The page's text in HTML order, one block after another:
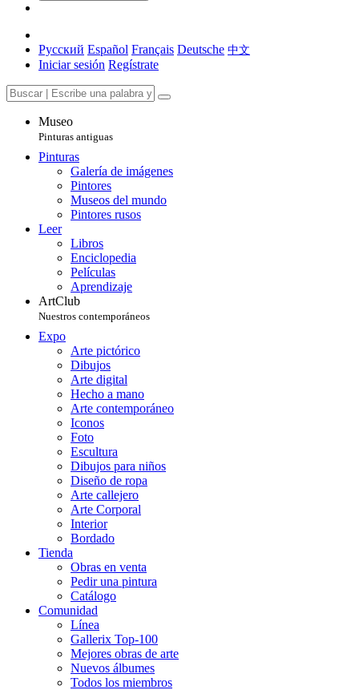
Русский Español Français Deutsche 中文
Iniciar sesión Regístrate
Museo
Pinturas antiguas
Pinturas
Galería de imágenes
Pintores
Museos del mundo
Pintores rusos
Leer
Libros
Enciclopedia
Películas
Aprendizaje
ArtClub
Nuestros contemporáneos
Expo
Arte pictórico
Dibujos
Arte digital
Hecho a mano
Arte contemporáneo
Iconos
Foto
Escultura
Dibujos para niños
Diseño de ropa
Arte callejero
Arte Corporal
Interior
Bordado
Tienda
Obras en venta
Pedir una pintura
Catálogo
Comunidad
Línea
Gallerix Top-100
Mejores obras de arte
Nuevos álbumes
Todos los miembros